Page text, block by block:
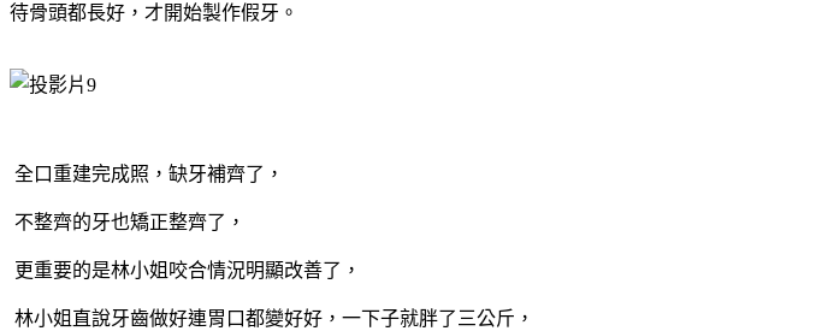
待骨頭都長好，才開始製作假牙。
全口重建完成照，缺牙補齊了，
不整齊的牙也矯正整齊了，
更重要的是林小姐咬合情況明顯改善了，
林小姐直說牙齒做好連胃口都變好好，一下子就胖了三公斤，